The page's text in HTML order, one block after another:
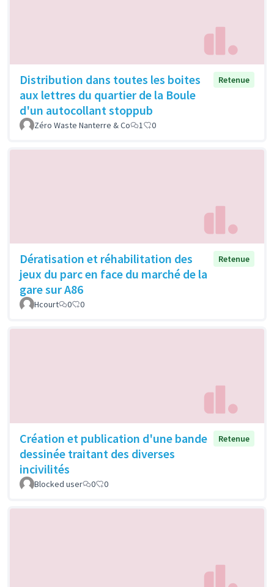
Distribution dans toutes les boites
aux lettres du quartier de la Boule
d'un autocollant stoppub
Retenue
Zéro Waste Nanterre & Co 1 0
Dératisation et réhabilitation des
jeux du parc en face du marché de la
gare sur A86
Retenue
Hcourt 0 0
Création et publication d'une bande
dessinée traitant des diverses
incivilités
Retenue
Blocked user 0 0